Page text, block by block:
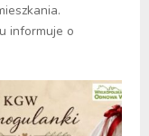
informuje o